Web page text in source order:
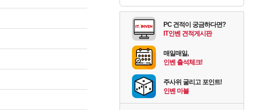
PC 견적이 궁금하다면?
IT인벤 견적게시판
매일매일,
인벤 출석체크!
주사위 굴리고 포인트!
인벤 마블